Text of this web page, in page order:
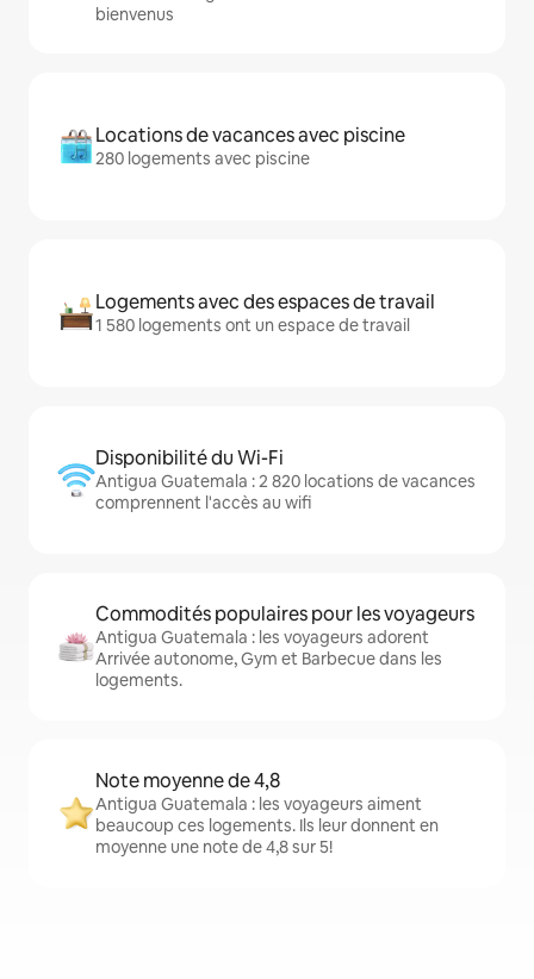
bienvenus
Locations de vacances avec piscine
280 logements avec piscine
Logements avec des espaces de travail
1 580 logements ont un espace de travail
Disponibilité du Wi-Fi
Antigua Guatemala : 2 820 locations de vacances
comprennent l'accès au wifi
Commodités populaires pour les voyageurs
Antigua Guatemala : les voyageurs adorent
Arrivée autonome, Gym et Barbecue dans les
logements.
Note moyenne de 4,8
Antigua Guatemala : les voyageurs aiment
beaucoup ces logements. Ils leur donnent en
moyenne une note de 4,8 sur 5!